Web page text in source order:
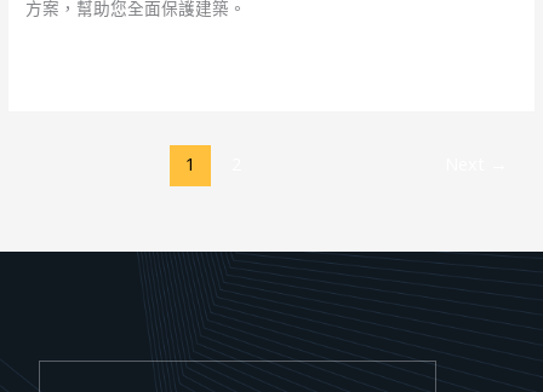
方案，幫助您全面保護建築。
1